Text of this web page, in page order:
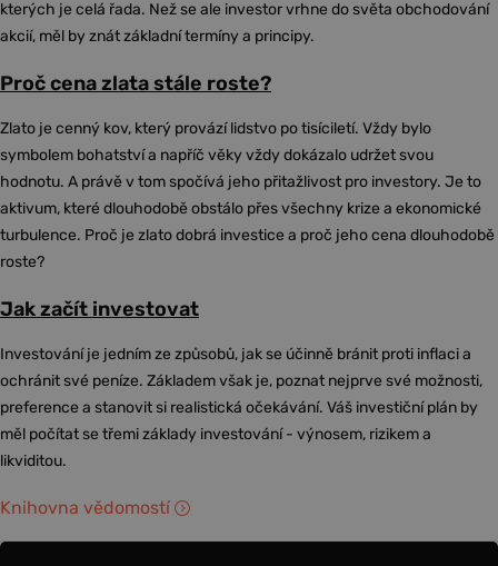
kterých je celá řada. Než se ale investor vrhne do světa obchodování
akcií, měl by znát základní termíny a principy.
Proč cena zlata stále roste?
Zlato je cenný kov, který provází lidstvo po tisíciletí. Vždy bylo
symbolem bohatství a napříč věky vždy dokázalo udržet svou
hodnotu. A právě v tom spočívá jeho přitažlivost pro investory. Je to
aktivum, které dlouhodobě obstálo přes všechny krize a ekonomické
turbulence. Proč je zlato dobrá investice a proč jeho cena dlouhodobě
roste?
Jak začít investovat
Investování je jedním ze způsobů, jak se účinně bránit proti inflaci a
ochránit své peníze. Základem však je, poznat nejprve své možnosti,
preference a stanovit si realistická očekávání. Váš investiční plán by
měl počítat se třemi základy investování - výnosem, rizikem a
likviditou.
Knihovna vědomostí